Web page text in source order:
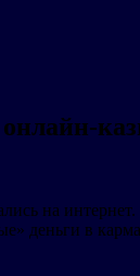
на
деньги в